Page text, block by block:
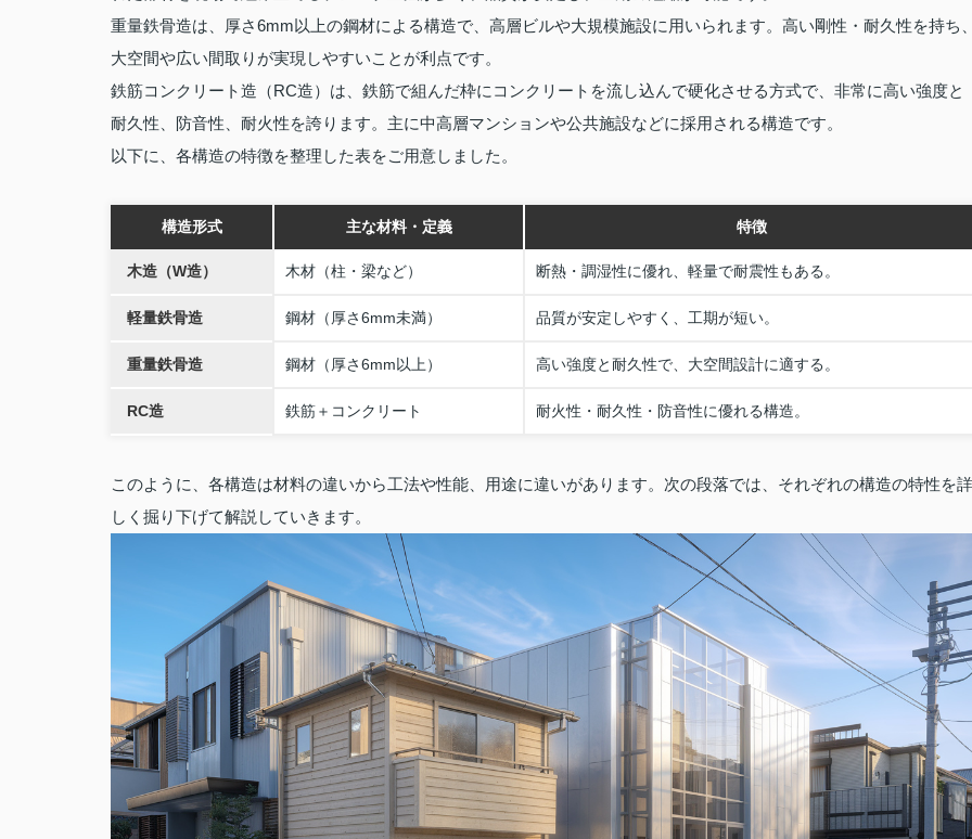
重量鉄骨造は、厚さ6mm以上の鋼材による構造で、高層ビルや大規模施設に用いられます。高い剛性・耐久性を持ち
大空間や広い間取りが実現しやすいことが利点です。
鉄筋コンクリート造（RC造）は、鉄筋で組んだ枠にコンクリートを流し込んで硬化させる方式で、非常に高い強度と
耐久性、防音性、耐火性を誇ります。主に中高層マンションや公共施設などに採用される構造です。
以下に、各構造の特徴を整理した表をご用意しました。
構造形式 主な材料・定義 特徴
木造（W造） 木材（柱・梁など） 断熱・調湿性に優れ、軽量で耐震性もある。
軽量鉄骨造 鋼材（厚さ6mm未満） 品質が安定しやすく、工期が短い。
重量鉄骨造 鋼材（厚さ6mm以上） 高い強度と耐久性で、大空間設計に適する。
RC造 鉄筋＋コンクリート 耐火性・耐久性・防音性に優れる構造。
このように、各構造は材料の違いから工法や性能、用途に違いがあります。次の段落では、それぞれの構造の特性を詳
しく掘り下げて解説していきます。